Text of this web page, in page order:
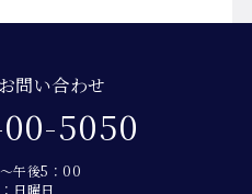
問い合わせ
5050
午後5：00
日曜日